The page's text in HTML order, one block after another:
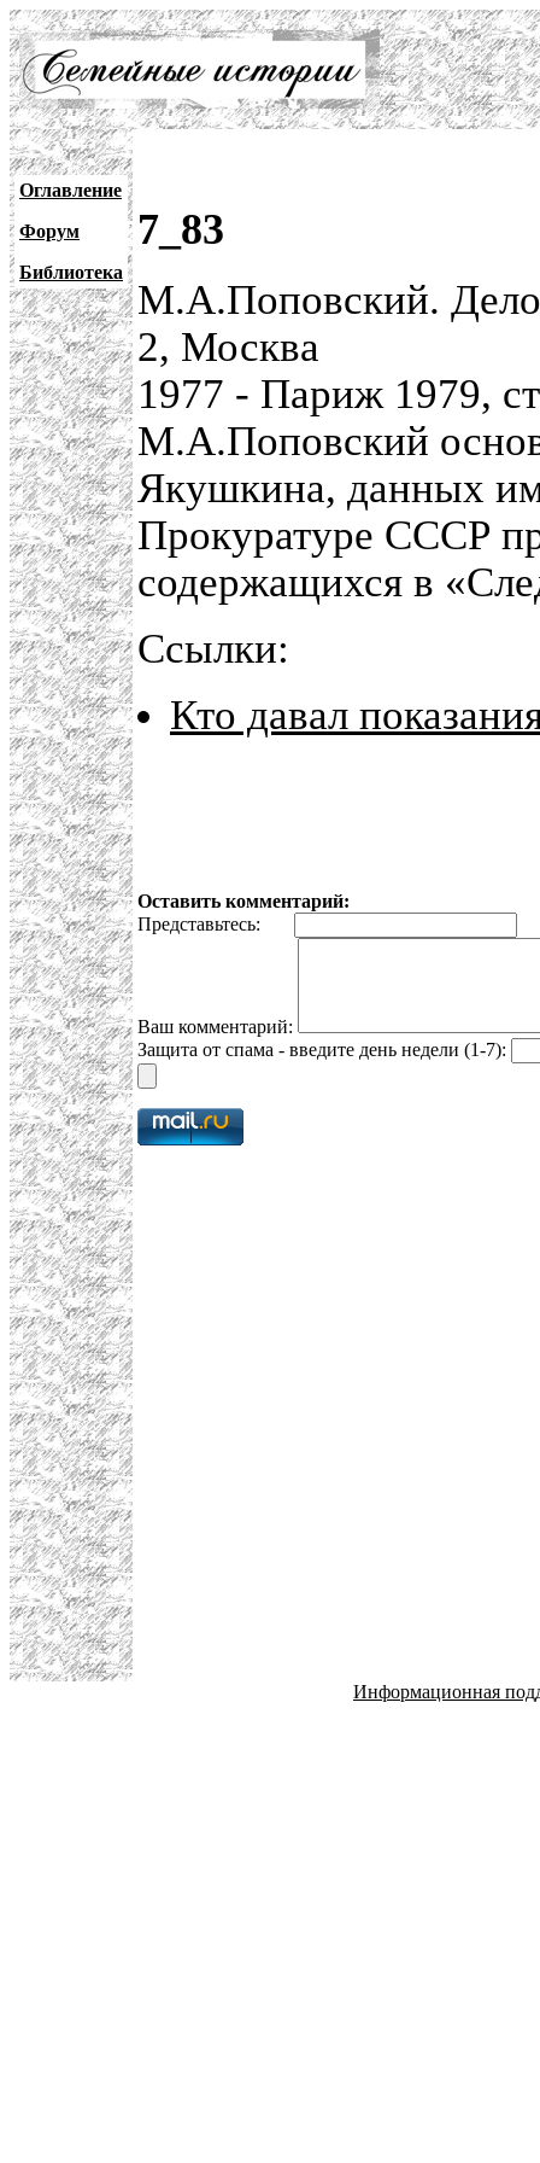
Оглавление
Форум
Библиотека
7_83
М.А.Поповский.
2, Москва
1977 - Париж 1979,
М.А.Поповский
Якушкина, данных
Прокуратуре СССР
содержащихся в
Ссылки:
Кто давал
Оставить комментарий:
Представьтесь:
Ваш комментарий:
Защита от спама - введите день недели (1-7):
Информационная